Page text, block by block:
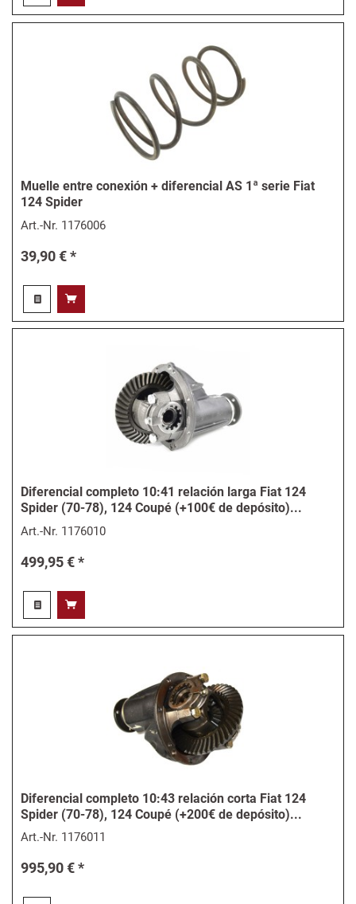
Muelle entre conexión + diferencial AS 1ª serie Fiat
124 Spider
Art.-Nr. 1176006
39,90 € *
Diferencial completo 10:41 relación larga Fiat 124
Spider (70-78), 124 Coupé (+100€ de depósito)...
Art.-Nr. 1176010
499,95 € *
Diferencial completo 10:43 relación corta Fiat 124
Spider (70-78), 124 Coupé (+200€ de depósito)...
Art.-Nr. 1176011
995,90 € *